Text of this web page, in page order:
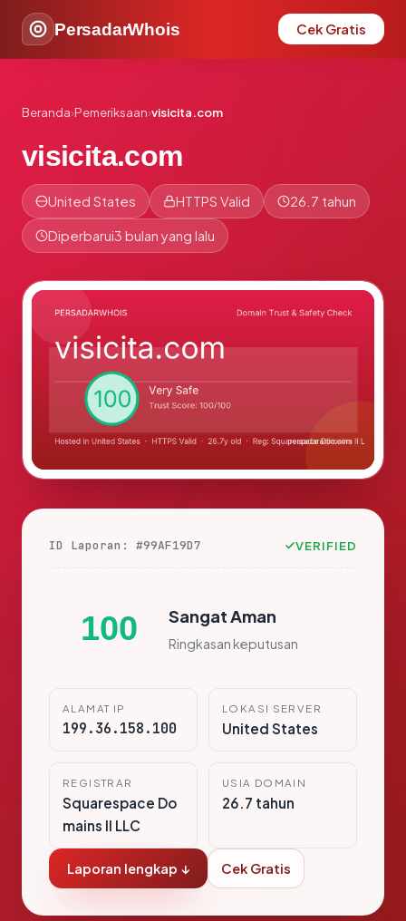
PersadarWhois Cek Gratis
Beranda›Pemeriksaan›visicita.com
visicita.com
United States HTTPS Valid 26.7 tahun
Diperbarui3 bulan yang lalu
ID Laporan: #99AF19D7 VERIFIED
100 Sangat Aman
Ringkasan keputusan
ALAMAT IP
199.36.158.100
LOKASI SERVER
United States
REGISTRAR
Squarespace Do
mains II LLC
USIA DOMAIN
26.7 tahun
Laporan lengkap ↓ Cek Gratis